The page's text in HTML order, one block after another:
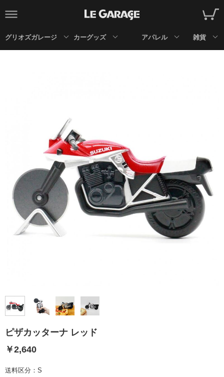
グリオズガレージ カーグッズ アパレル 雑貨
ピザカッターナ レッド
￥2,640
送料区分： S